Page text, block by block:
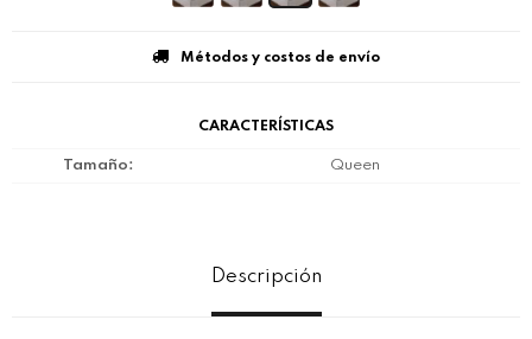
Métodos y costos de envío
CARACTERÍSTICAS
Tamaño Queen
Descripción